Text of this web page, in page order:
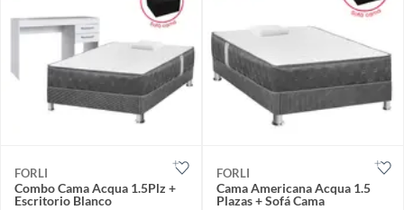
FORLI
Combo Cama Acqua 1.5Plz +
Escritorio Blanco
FORLI
Cama Americana Acqua 1.5
Plazas + Sofá Cama